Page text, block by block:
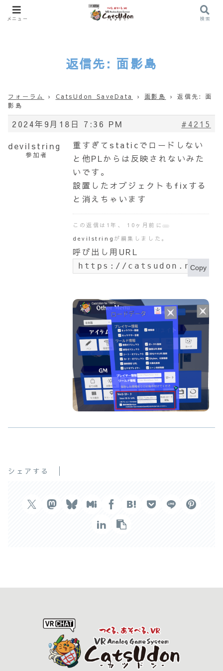
返信先: 面影島
フォーラム › CatsUdon SaveData › 面影島 ›
返信先: 面
影島
2024年9月18日 7:36 PM
#4215
devilstring
参加者
重すぎてstaticでロードしない
と他PLからは反映されないみた
いです。
設置したオブジェクトもfixする
と消えちゃいます
この返信は1年、 10ヶ月前に
devilstring が編集しました。
呼び出し用URL
https://catsudon.net/
Copy
シェアする
メニュー 検索